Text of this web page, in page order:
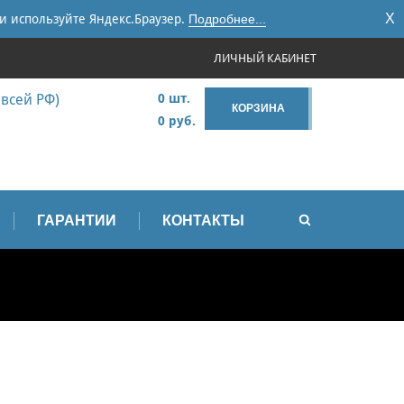
Яндекс.Браузер. Подробнее... X
ЛИЧНЫЙ КАБИНЕТ
всей РФ)
КОРЗИНА
0 шт.
0 руб.
ГАРАНТИИ КОНТАКТЫ